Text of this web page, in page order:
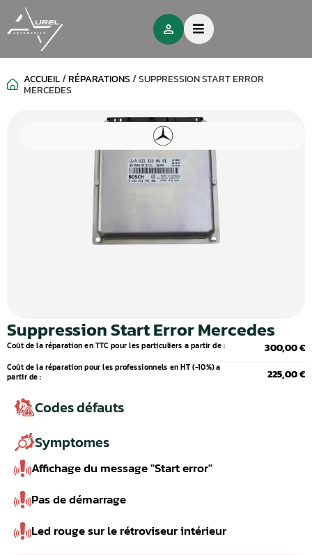
ACCUEIL/RÉPARATIONS/SUPPRESSION START ERROR
MERCEDES
Suppression Start Error Mercedes
Coût de la réparation en TTC pour les particuliers a partir de : 300,00 €
Coût de la réparation pour les professionnels en HT (-10%) a
partir de :
225,00 €
Codes défauts
Symptomes
Affichage du message "Start error"
Pas de démarrage
Led rouge sur le rétroviseur intérieur